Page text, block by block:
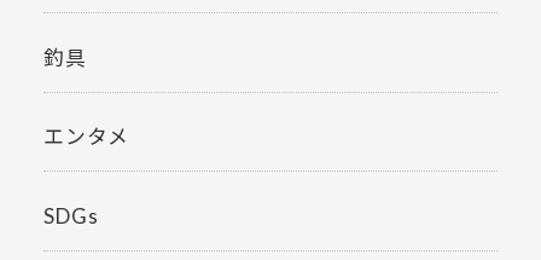
釣具
エンタメ
SDGs